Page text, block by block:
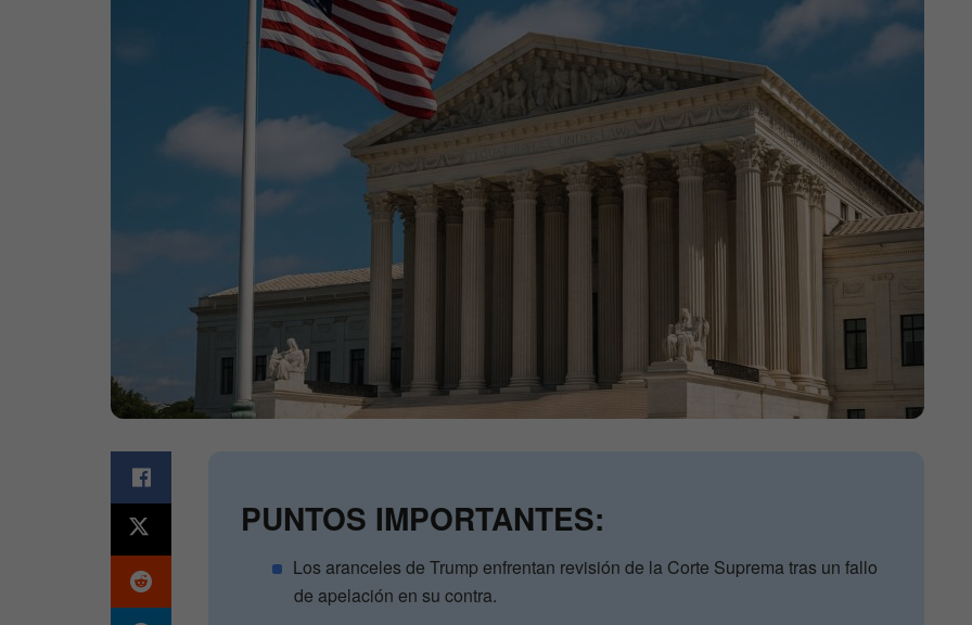
PUNTOS IMPORTANTES:
Los aranceles de Trump enfrentan revisión de la Corte Suprema tras un fallo
de apelación en su contra.